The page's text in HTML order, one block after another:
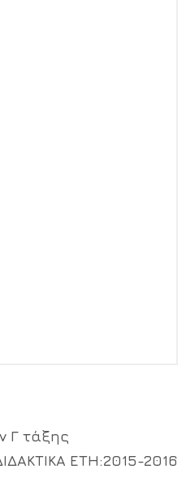
Γ τάξης
ΕΤΗ:2015-2016